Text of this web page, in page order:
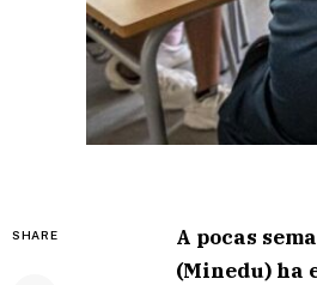
SHARE
A pocas
(Minedu)